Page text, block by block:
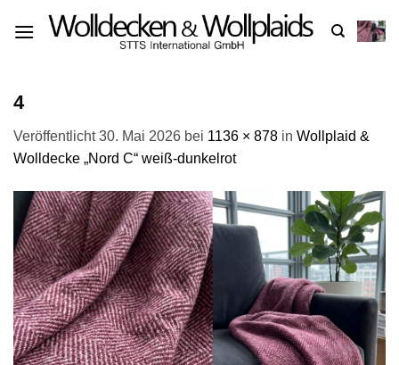
Inhalt
4
Veröffentlicht30. Mai 2026 bei 1136 × 878 in Wollplaid &
Wolldecke „Nord C“ weiß-dunkelrot